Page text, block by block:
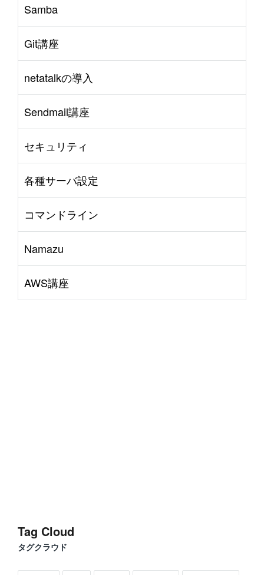
Samba
Git講座
netatalkの導入
Sendmail講座
セキュリティ
各種サーバ設定
コマンドライン
Namazu
AWS講座
Tag Cloud
タグクラウド